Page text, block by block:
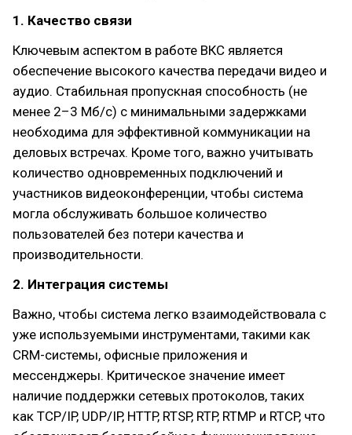
1. Качество связи
Ключевым аспектом в работе ВКС является
обеспечение высокого качества передачи видео и
аудио. Стабильная пропускная способность (не
менее 2–3 Мб/с) с минимальными задержками
необходима для эффективной коммуникации на
деловых встречах. Кроме того, важно учитывать
количество одновременных подключений и
участников видеоконференции, чтобы система
могла обслуживать большое количество
пользователей без потери качества и
производительности.
2. Интеграция системы
Важно, чтобы система легко взаимодействовала с
уже используемыми инструментами, такими как
CRM-системы, офисные приложения и
мессенджеры. Критическое значение имеет
наличие поддержки сетевых протоколов, таких
как TCP/IP, UDP/IP, HTTP, RTSP, RTP, RTMP и RTCP, что